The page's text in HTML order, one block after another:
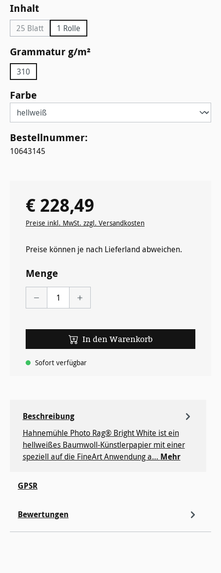
Inhaltauswählen
25 Blatt(Diese Option ist zurzeit nicht verfügbar.)
1 Rolle
Grammatur g/m²
310
Farbe
Bestellnummer:
10643145
Regulärer Preis:
€ 228,49
Preise inkl. MwSt. zzgl. Versandkosten
Preise können je nach Lieferland abweichen.
Menge
In den Warenkorb
Sofort verfügbar
Beschreibung
Hahnemühle Photo Rag® Bright White ist ein
hellweißes Baumwoll-Künstlerpapier mit einer
speziell auf die FineArt Anwendung a… Mehr
GPSR
Bewertungen